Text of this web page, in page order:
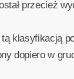
przecież
klasyfikacją
dopiero w